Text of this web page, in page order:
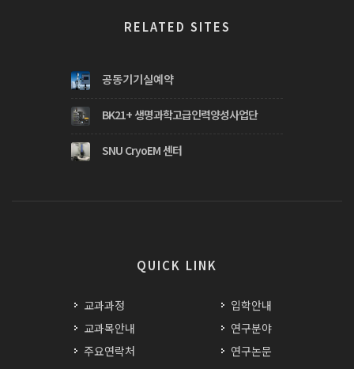
RELATED SITES
공동기기실예약
BK21+ 생명과학고급인력양성사업단
SNU CryoEM 센터
QUICK LINK
교과과정
교과목안내
주요연락처
입학안내
연구분야
연구논문